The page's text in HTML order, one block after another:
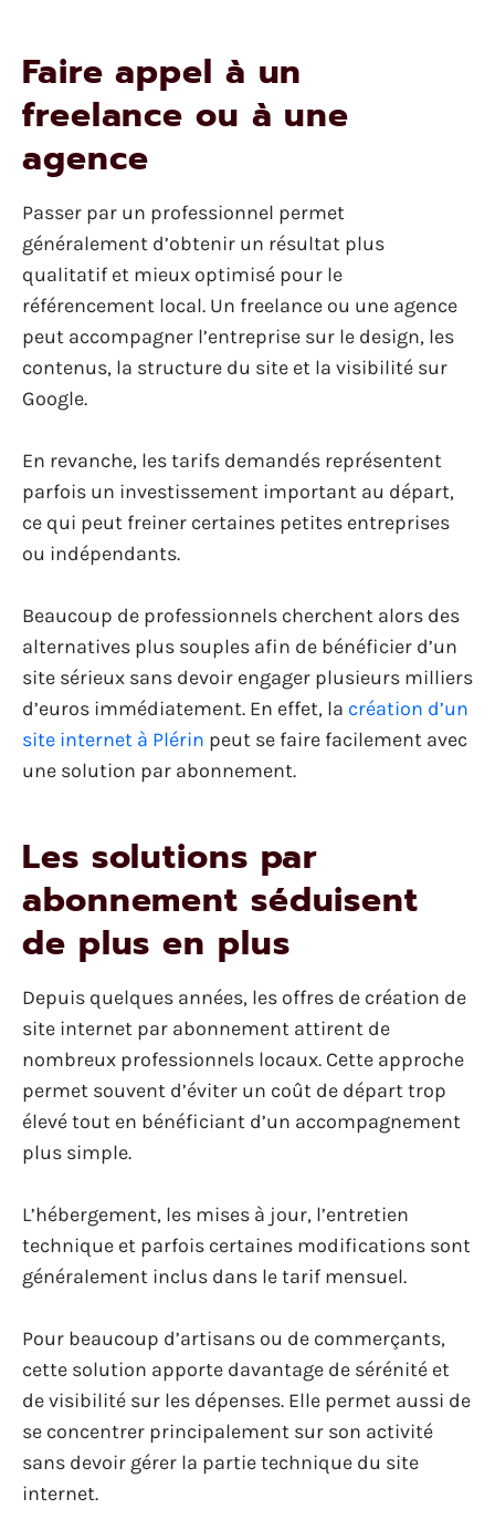
Faire appel à un
freelance ou à une
agence
Passer par un professionnel permet
généralement d’obtenir un résultat plus
qualitatif et mieux optimisé pour le
référencement local. Un freelance ou une agence
peut accompagner l’entreprise sur le design, les
contenus, la structure du site et la visibilité sur
Google.
En revanche, les tarifs demandés représentent
parfois un investissement important au départ,
ce qui peut freiner certaines petites entreprises
ou indépendants.
Beaucoup de professionnels cherchent alors des
alternatives plus souples afin de bénéficier d’un
site sérieux sans devoir engager plusieurs milliers
d’euros immédiatement. En effet, la création d’un
site internet à Plérin peut se faire facilement avec
une solution par abonnement.
Les solutions par
abonnement séduisent
de plus en plus
Depuis quelques années, les offres de création de
site internet par abonnement attirent de
nombreux professionnels locaux. Cette approche
permet souvent d’éviter un coût de départ trop
élevé tout en bénéficiant d’un accompagnement
plus simple.
L’hébergement, les mises à jour, l’entretien
technique et parfois certaines modifications sont
généralement inclus dans le tarif mensuel.
Pour beaucoup d’artisans ou de commerçants,
cette solution apporte davantage de sérénité et
de visibilité sur les dépenses. Elle permet aussi de
se concentrer principalement sur son activité
sans devoir gérer la partie technique du site
internet.